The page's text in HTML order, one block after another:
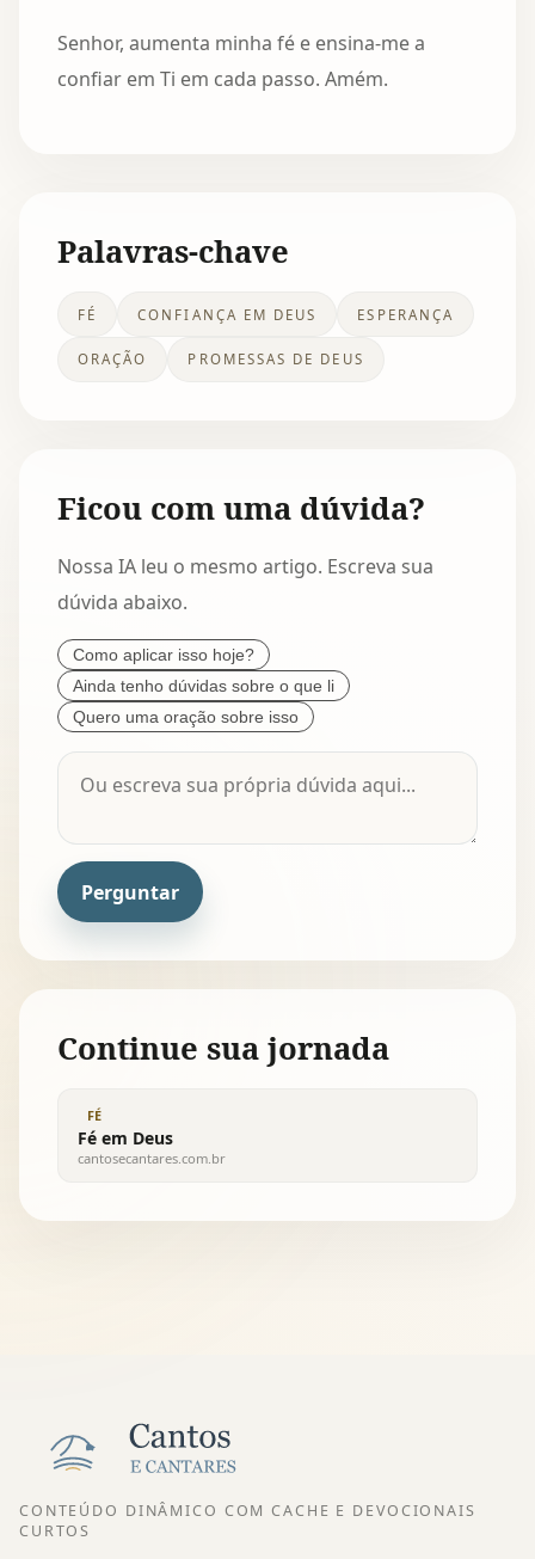
Senhor, aumenta minha fé e ensina-me a
confiar em Ti em cada passo. Amém.
Palavras-chave
FÉ CONFIANÇA EM DEUS ESPERANÇA
ORAÇÃO PROMESSAS DE DEUS
Ficou com uma dúvida?
Nossa IA leu o mesmo artigo. Escreva sua
dúvida abaixo.
Como aplicar isso hoje?
Ainda tenho dúvidas sobre o que li
Quero uma oração sobre isso
Perguntar
Continue sua jornada
FÉ
Fé em Deus
cantosecantares.com.br
CONTEÚDO DINÂMICO COM CACHE E DEVOCIONAIS
CURTOS